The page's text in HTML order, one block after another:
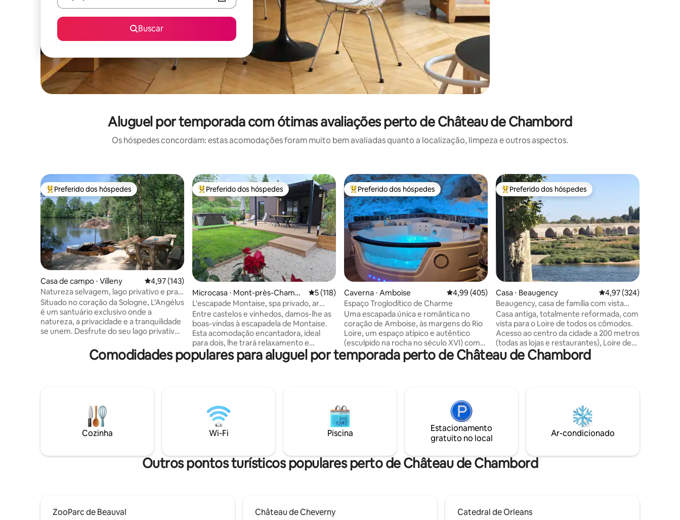
Buscar
Aluguel por temporada com ótimas avaliações perto de Château de Chambord
Os hóspedes concordam: estas acomodações foram muito bem avaliadas quanto a localização, limpeza e outros aspectos.
Entre os melhores preferidos dos hóspedes
Preferido dos hóspedes
Casa de campo ⋅ Villeny 4,97 de uma avaliação média de 5, 143 avaliações
4,97 (143)
Natureza selvagem, lago privativo e praia
perto de Chambord
Situado no coração da Sologne, L'Angélus
é um santuário exclusivo onde a
natureza, a privacidade e a tranquilidade
se unem. Desfrute do seu lago privativo,
espaçoso pontão com pores do sol de
tirar o fôlego, de um chalé com ar-
Veados, martins-pescadores, garças,
libélulas e inúmeras outras espécies
tornam cada dia uma experiência única.
Entre os melhores preferidos dos hóspedes
Preferido dos hóspedes
Microcasa ⋅ Mont-près-Chambo
rd
5 de uma avaliação média de 5, 118 avaliações
5 (118)
L'escapade Montaise, spa privado, ar
condicionado
Entre castelos e vinhedos, damos-lhe as
boas-vindas à escapadela de Montaise.
Esta acomodação encantadora, ideal
para dois, lhe trará relaxamento e
descanso. Localizado a 10 minutos de
Chambord, Cheverny e Blois. Beauval e
Cozinha americana, quarto separado,
sofá-cama (1 ou 2 crianças pequenas),
banheiro, toalete. A 1 km de todas as
lojas e águas naturais.
Entre os melhores preferidos dos hóspedes
Preferido dos hóspedes
Caverna ⋅ Amboise 4,99 de uma avaliação média de 5, 405 avaliações
4,99 (405)
Espaço Troglodítico de Charme
Uma escapada única e romântica no
coração de Amboise, às margens do Rio
Loire, um espaço atípico e autêntico
(esculpido na rocha no século XVI) com
decoração elegante e equipamentos
modernos. Em um estilo loft em vários
equipada com uma TV conectada de 65
polegadas e uma barra de som de alto
desempenho. O espaço noturno e sua
cama de design para uma noite
confortável e, finalmente, a área de
Entre os melhores preferidos dos hóspedes
Preferido dos hóspedes
Casa ⋅ Beaugency 4,97 de uma avaliação
4,97 (324)
Beaugency, casa de família com vista
para o Loire
Casa antiga, totalmente reformada, com
vista para o Loire de todos os cômodos.
Acesso ao centro da cidade a 200 metros
(todas as lojas e restaurantes), Loire de
bicicleta, passeios... Castelo de
Chambord a 20 km. A casa é acessível a
do Loire, esta casa de família permite
que você venha recarregar as baterias (2
horas do centro de Paris de carro).
Comodidades populares para aluguel por temporada perto de Château de Chambord
Cozinha Wi-Fi Piscina
Estacionamento
gratuito no local
Ar-condicionado
Outros pontos turísticos populares perto de Château de Chambord
ZooParc de Beauval
Château de Cheverny
Catedral de Orleans